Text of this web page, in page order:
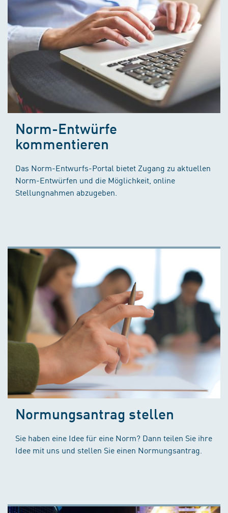
Norm-Entwürfe
kommentieren
Das Norm-Entwurfs-Portal bietet Zugang zu aktuellen
Norm-Entwürfen und die Möglichkeit, online
Stellungnahmen abzugeben.
Normungsantrag stellen
Sie haben eine Idee für eine Norm? Dann teilen Sie ihre
Idee mit uns und stellen Sie einen Normungsantrag.